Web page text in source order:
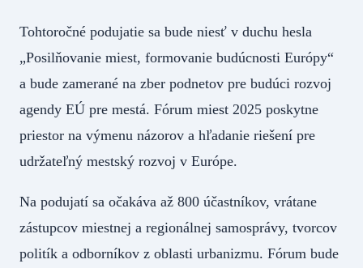
Tohtoročné podujatie sa bude niesť v duchu hesla
„Posilňovanie miest, formovanie budúcnosti Európy“
a bude zamerané na zber podnetov pre budúci rozvoj
agendy EÚ pre mestá. Fórum miest 2025 poskytne
priestor na výmenu názorov a hľadanie riešení pre
udržateľný mestský rozvoj v Európe.
Na podujatí sa očakáva až 800 účastníkov, vrátane
zástupcov miestnej a regionálnej samosprávy, tvorcov
politík a odborníkov z oblasti urbanizmu. Fórum bude